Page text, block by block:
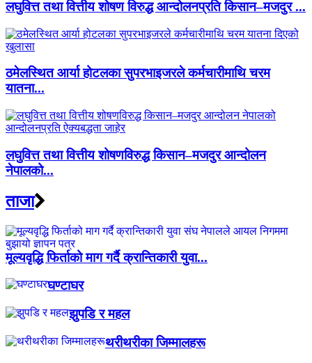
लघुवित्त तथा वित्तीय शोषण विरुद्ध आन्दोलनप्रति किसान–मजदुर ...
ठमेलस्थित आर्या होटलका सुपरभाइजरले कर्मचारीमाथि चरम
यातना...
लघुवित्त तथा वित्तीय शोषणविरुद्ध किसान–मजदुर आन्दोलन
नेपालको...
ताजा
मूल्यवृद्धि फिर्ताको माग गर्दै क्रान्तिकारी युवा...
घण्टाघर
झुपडि र महल
थरीथरीका जिम्मालहरू